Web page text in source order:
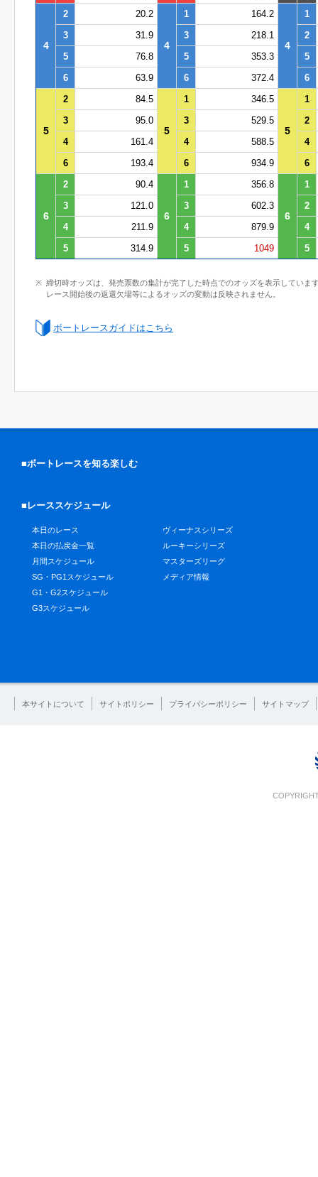
4
2 20.2
4
1 164.2
4
1
3
31.9 3 218.1
2
5
76.8 5 353.3
5
6
63.9 6 372.4 6
5
2 84.5
5
1 346.5
5
1
3
95.0 3 529.5
2
4
161.4 4 588.5
4
6
193.4 6 934.9 6
6
2 90.4
6
1 356.8
6
1
3
121.0 3 602.3
2
4
211.9 4 879.9
4
5
314.9 5 1049 5
締切時オッズは、発売票数の集計が完了した時点でのオッズを表示していま
レース開始後の返還欠場等によるオッズの変動は反映されません。
ボートレースガイドはこちら
■ボートレースを知る楽しむ
■レーススケジュール
本日のレース
本日の払戻金一覧
月間スケジュール
SG・PG1スケジュール
G1・G2スケジュール
G3スケジュール
ヴィーナスシリーズ
ルーキーシリーズ
マスターズリーグ
メディア情報
本サイトについて サイトポリシー プライバシーポリシー サイトマップ